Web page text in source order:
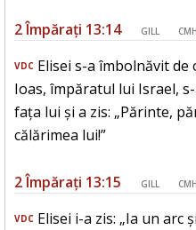
2 Împărați 13:14 GILL CMH
VDC Elisei s-a îmbolnăvit de
Ioas, împăratul lui Israel,
fața lui și a zis: „Părinte,
călărimea lui!”
2 Împărați 13:15 GILL CMH
VDC Elisei i-a zis: „Ia un arc